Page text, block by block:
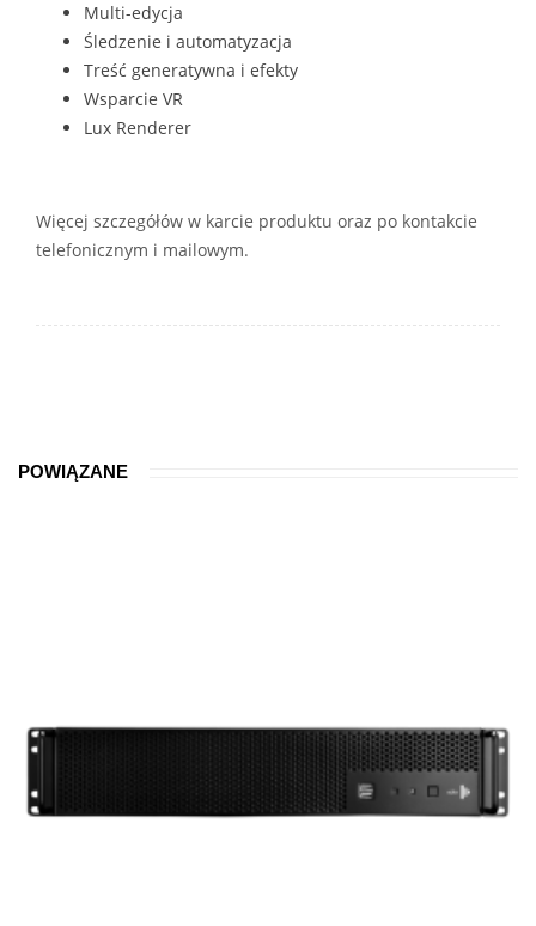
Multi-edycja
Śledzenie i automatyzacja
Treść generatywna i efekty
Wsparcie VR
Lux Renderer
Więcej szczegółów w karcie produktu oraz po kontakcie
telefonicznym i mailowym.
POWIĄZANE